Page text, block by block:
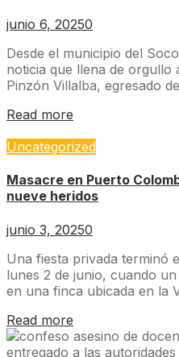
junio 6, 20250
Desde el municipio del
noticia que llena de orgullo
Pinzón Villalba, egresado
Read more
Uncategorized
Masacre en Puerto
nueve heridos
junio 3, 20250
Una fiesta privada terminó
lunes 2 de junio, cuando
en una finca ubicada en la
Read more